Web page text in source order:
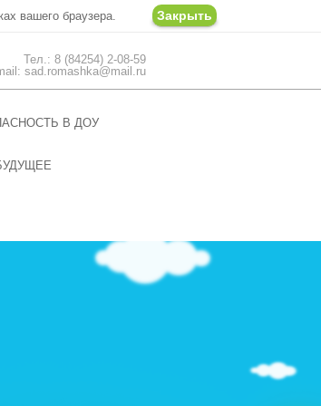
вашего браузера. Закрыть
Тел.: 8 (84254) 2-08-59
sad.romashka@mail.ru
В ДОУ